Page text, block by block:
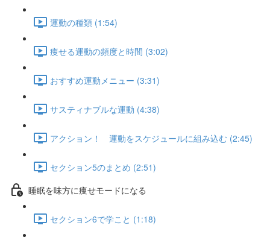
運動の種類 (1:54)
痩せる運動の頻度と時間 (3:02)
おすすめ運動メニュー (3:31)
サスティナブルな運動 (4:38)
アクション！ 運動をスケジュールに組み込む (2:45)
セクション5のまとめ (2:51)
睡眠を味方に痩せモードになる
セクション6で学こと (1:18)